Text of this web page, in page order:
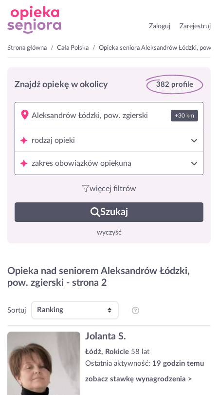
Zaloguj Zarejestruj
Strona główna Cała Polska Opieka seniora Aleksandrów Łódzki, pow.
Znajdź opiekę w okolicy 382 profile
+30 km
rodzaj opieki
zakres obowiązków opiekuna
więcej filtrów
Szukaj
wyczyść
Opieka nad seniorem Aleksandrów Łódzki,
pow. zgierski - strona 2
Sortuj
Jolanta S.
Łódź, Rokicie 58 lat
Ostatnia aktywność: 19 godzin temu
zobacz stawkę wynagrodzenia >